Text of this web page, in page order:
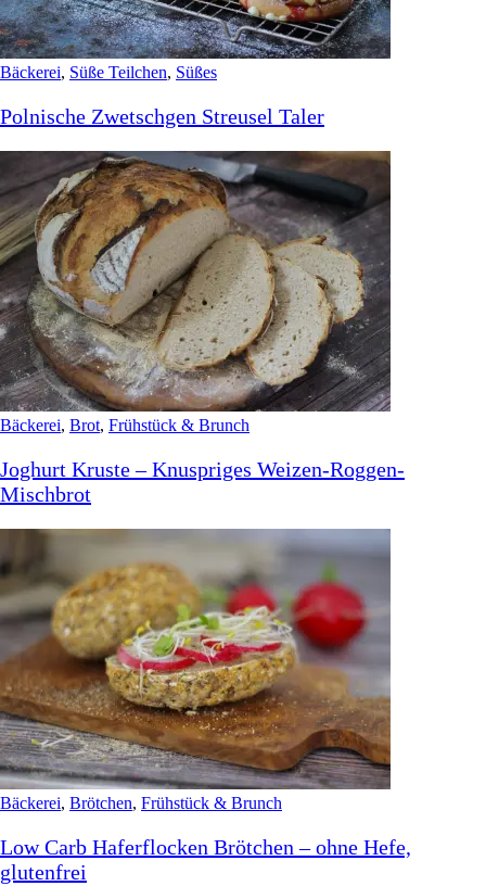
Bäckerei, Süße Teilchen, Süßes
Polnische Zwetschgen Streusel Taler
Bäckerei, Brot, Frühstück & Brunch
Joghurt Kruste – Knuspriges Weizen-Roggen-
Mischbrot
Bäckerei, Brötchen, Frühstück & Brunch
Low Carb Haferflocken Brötchen – ohne Hefe,
glutenfrei